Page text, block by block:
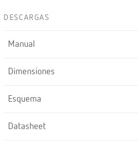
DESCARGAS
Manual
Dimensiones
Esquema
Datasheet